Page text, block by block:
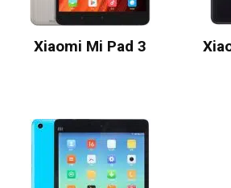
Xiaomi Mi Pad 3